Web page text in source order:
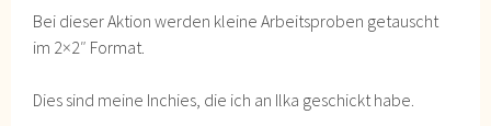
Bei dieser Aktion werden kleine Arbeitsproben getauscht
im 2×2″ Format.
Dies sind meine Inchies, die ich an Ilka geschickt habe.